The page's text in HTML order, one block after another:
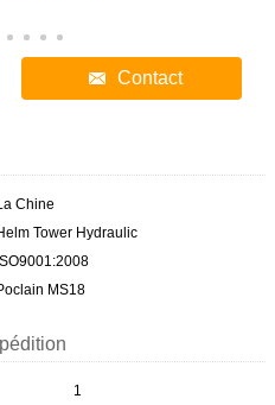
Contact
Chine
Tower Hydraulic
MS18
1